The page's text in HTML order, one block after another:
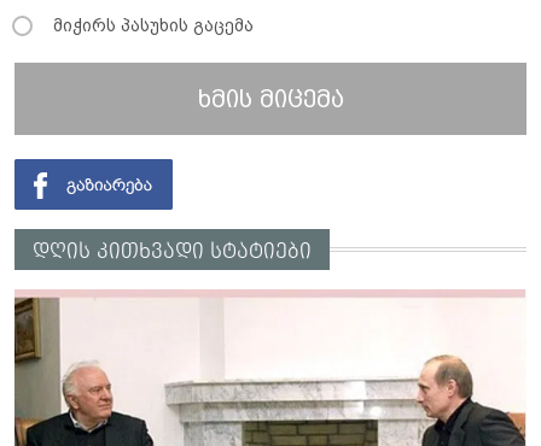
მიჭირს პასუხის გაცემა
ხმის მიცემა
დღის კითხვადი სტატიები